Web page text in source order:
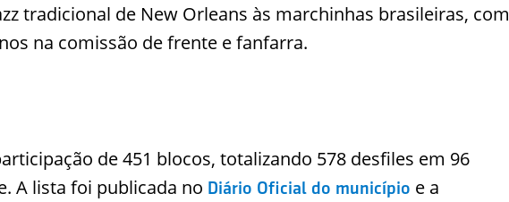
tradicional de New Orleans às marchinhas brasileiras, com
na comissão de frente e fanfarra.
de 451 blocos, totalizando 578 desfiles em 96
A lista foi publicada no Diário Oficial do município e a